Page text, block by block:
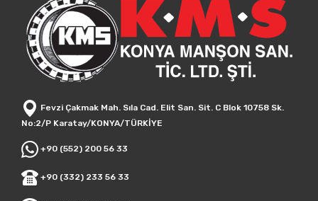
Fevzi Çakmak Mah. Sıla Cad. Elit San. Sit. C Blok 10758 Sk.
No:2/P Karatay/KONYA/TÜRKİYE
+90 (552) 200 56 33
+90 (332) 233 56 33